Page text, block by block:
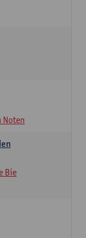
Noten
Bie